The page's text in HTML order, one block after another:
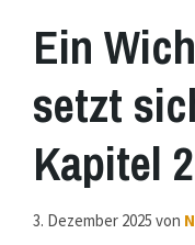
Ein
setzt
Kapitel 2
3. Dezember 2025 von